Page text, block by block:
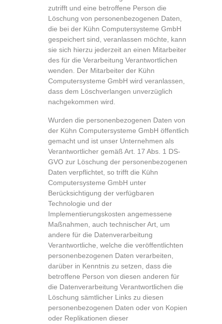
zutrifft und eine betroffene Person die
Löschung von personenbezogenen Daten,
die bei der Kühn Computersysteme GmbH
gespeichert sind, veranlassen möchte, kann
sie sich hierzu jederzeit an einen Mitarbeiter
des für die Verarbeitung Verantwortlichen
wenden. Der Mitarbeiter der Kühn
Computersysteme GmbH wird veranlassen,
dass dem Löschverlangen unverzüglich
nachgekommen wird.
Wurden die personenbezogenen Daten von
der Kühn Computersysteme GmbH öffentlich
gemacht und ist unser Unternehmen als
Verantwortlicher gemäß Art. 17 Abs. 1 DS-
GVO zur Löschung der personenbezogenen
Daten verpflichtet, so trifft die Kühn
Computersysteme GmbH unter
Berücksichtigung der verfügbaren
Technologie und der
Implementierungskosten angemessene
Maßnahmen, auch technischer Art, um
andere für die Datenverarbeitung
Verantwortliche, welche die veröffentlichten
personenbezogenen Daten verarbeiten,
darüber in Kenntnis zu setzen, dass die
betroffene Person von diesen anderen für
die Datenverarbeitung Verantwortlichen die
Löschung sämtlicher Links zu diesen
personenbezogenen Daten oder von Kopien
oder Replikationen dieser